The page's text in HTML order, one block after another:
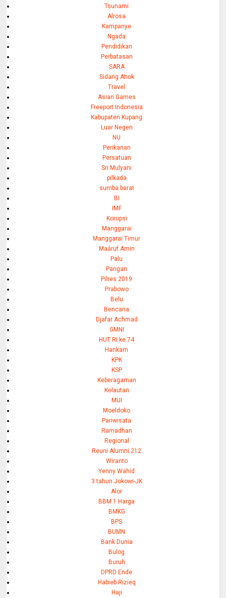
Tsunami
Alrosa
Kampanye
Ngada
Pendidikan
Perbatasan
SARA
Sidang Ahok
Travel
Asian Games
Freeport Indonesia
Kabupaten Kupang
Luar Negeri
NU
Perikanan
Persatuan
Sri Mulyani
pilkada
sumba barat
BI
IMF
Korupsi
Manggarai
Manggarai Timur
Maáruf Amin
Palu
Pangan
Pilres 2019
Prabowo
Belu
Bencana
Djafar Achmad
GMNI
HUT RI ke 74
Hankam
KPK
KSP
Keberagaman
Kelautan
MUI
Moeldoko
Pariwisata
Ramadhan
Regional
Reuni Alumni 212
Wiranto
Yenny Wahid
3 tahun Jokowi-JK
Alor
BBM 1 Harga
BMKG
BPS
BUMN
Bank Dunia
Bulog
Buruh
DPRD Ende
Habieb Rizieq
Haji